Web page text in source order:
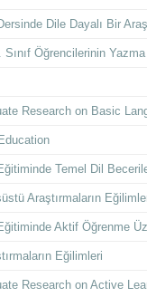
Dile Dayalı Bir
Sınıf Öğrencilerinin
Research on Basic
Temel Dil
Araştırmaların
Aktif Öğrenme
Eğilimleri
Research on Active